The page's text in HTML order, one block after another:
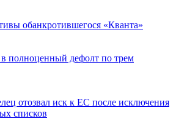
обанкротившегося «Кванта»
полноценный дефолт по трем
отозвал иск к ЕС после исключения
списков